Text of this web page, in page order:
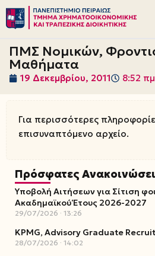
Μεταπηδήστε
στο
περιεχόμενο
ΠΜΣ Νομικών,
Μαθήματα
19 Δεκεμβρίου, 2011 8:52 πμ
Για περισσότερες
επισυναπτόμενο αρχείο.
Πρόσφατες
Υποβολή Αιτήσεων για Σίτιση
Ακαδημαϊκού Έτους 2026-2027
29/07/2026 13:26
KPMG, Advisory Graduate
28/07/2026 14:02